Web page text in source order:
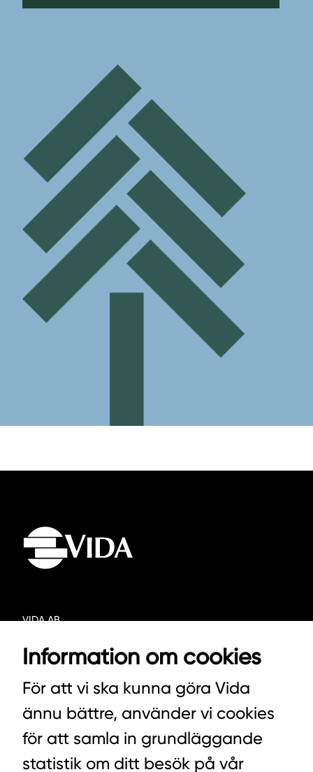
VIDA AB
342 21 ALVESTA
VÄXEL HUVUDKONTORET: 0472-439 00
VÄXEL PELLETS/STALLSTRÖ: 0393-216 50
Information om cookies
För att vi ska kunna göra Vida
ännu bättre, använder vi cookies
för att samla in grundläggande
statistik om ditt besök på vår